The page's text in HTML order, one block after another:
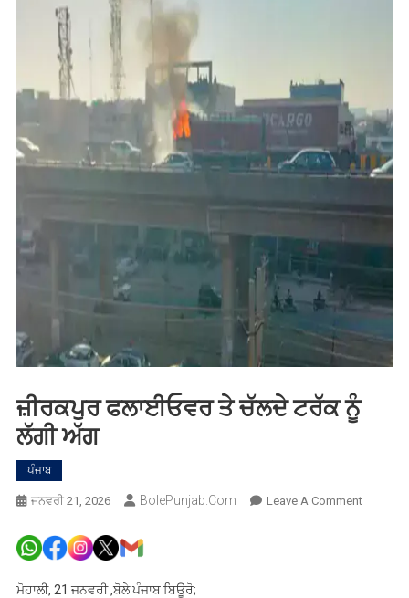
ਜ਼ੀਰਕਪੁਰ ਫਲਾਈਓਵਰ ਤੇ ਚੱਲਦੇ ਟਰੱਕ ਨੂੰ
ਲੱਗੀ ਅੱਗ
ਪੰਜਾਬ
ਜਨਵਰੀ 21, 2026 BolePunjab.com Leave A CommentOn
ਮੋਹਾਲੀ, 21 ਜਨਵਰੀ ,ਬੋਲੇ ਪੰਜਾਬ ਬਿਊਰੋ;